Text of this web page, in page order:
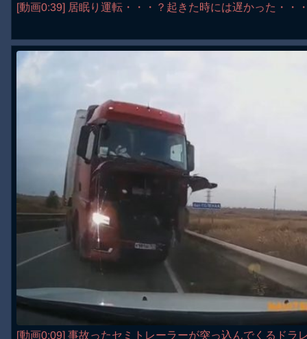
[動画0:39] 居眠り運転・・・？起きた時には遅かった・・
[動画0:09] 事故ったセミトレーラーが突っ込んでくるドラ